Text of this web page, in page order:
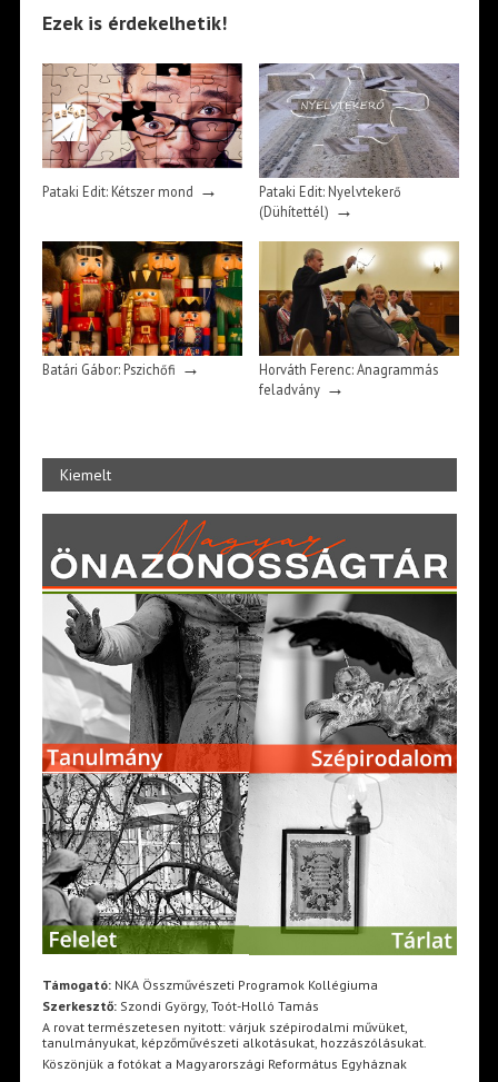
Ezek is érdekelhetik!
Pataki Edit: Kétszer mond →
Pataki Edit: Nyelvtekerő
(Dühítettél) →
Batári Gábor: Pszichőfi →
Horváth Ferenc: Anagrammás
feladvány→
Kiemelt
Támogató:NKA Összművészeti Programok Kollégiuma
Szerkesztő:Szondi György, Toót-Holló Tamás
A rovat természetesen nyitott: várjuk szépirodalmi művüket,
tanulmányukat, képzőművészeti alkotásukat, hozzászólásukat.
Köszönjük a fotókat a Magyarországi Református Egyháznak